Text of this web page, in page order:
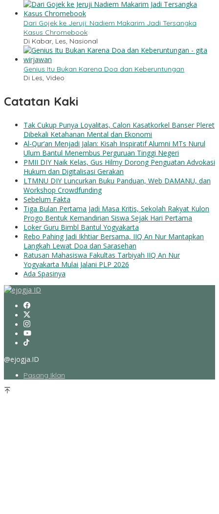
Dari Gojek ke Jeruji: Nadiem Makarim Jadi Tersangka
Kasus Chromebook
Di Kabar, Les, Nasional
Genius Itu Bukan Karena Doa dan Keberuntungan
Di Les, Video
Catatan Kaki
Tak Cukup Punya Loyalitas, Calon Kasatkorkel Banser Pleret
Dibekali Ketahanan Mental dan Ekonomi
Al-Qur’an Menjadi Jalan: Kisah Inspiratif Alumni MTs Nurul
Ulum Bantul Menembus Perguruan Tinggi Negeri
PMII DIY Naik Kelas, Gus Hilmy Dorong Penguatan Advokasi
Hukum dan Digitalisasi Gerakan
LTMNU DIY Luncurkan Buku Panduan, Web DAMANU, dan
Workshop Crowdfunding
Sebelum Fakta
Tiga Bulan Pertama Jadi Masa Kritis, Sekolah Rakyat Kulon
Progo Bentuk Kemandirian Siswa Sejak Hari Pertama
Loker Guru Bimbl Bantul Yogyakarta
Rebo Pahing Jadi Ikhtiar Bersama, IIQ An Nur Mantapkan
Langkah Lewat Doa dan Sarasehan
Ratusan Mahasiswa Fakultas Tarbiyah IIQ An Nur
Yogyakarta Mulai Jalani PLP 2026
Ada Spasinya
@ejogja.ID
Pasang Iklan